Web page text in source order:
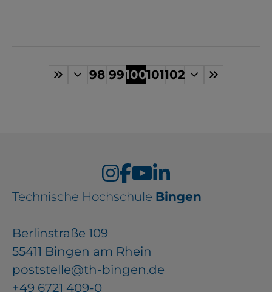
98 99100101102
Technische Hochschule Bingen
Berlinstraße 109
55411 Bingen am Rhein
poststelle@th-bingen.de
+49 6721 409-0